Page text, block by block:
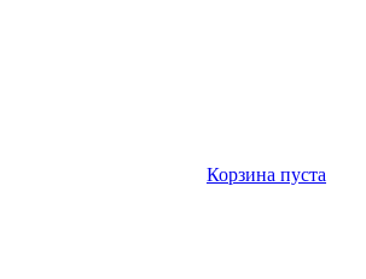
Корзина пуста